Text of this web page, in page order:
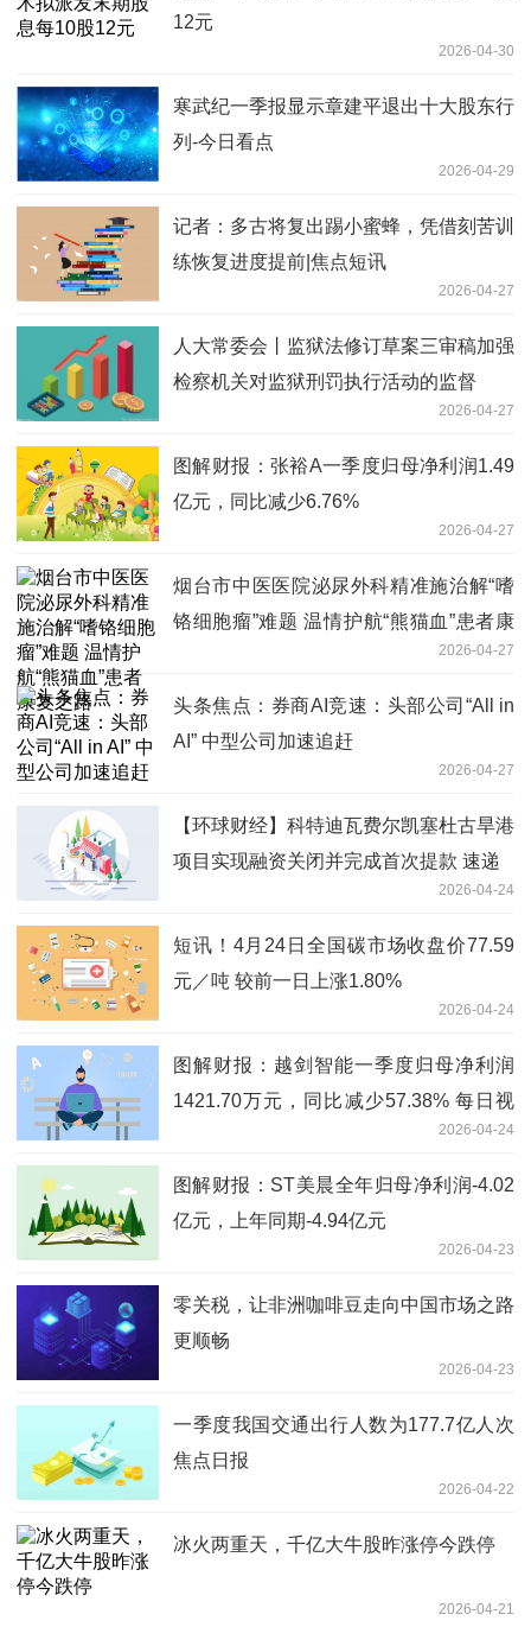
12元
2026-04-30
寒武纪一季报显示章建平退出十大股东行
列-今日看点
2026-04-29
记者：多古将复出踢小蜜蜂，凭借刻苦训
练恢复进度提前|焦点短讯
2026-04-27
人大常委会丨监狱法修订草案三审稿加强
检察机关对监狱刑罚执行活动的监督
2026-04-27
图解财报：张裕A一季度归母净利润1.49
亿元，同比减少6.76%
2026-04-27
烟台市中医医院泌尿外科精准施治解“嗜
铬细胞瘤”难题 温情护航“熊猫血”患者康
2026-04-27
头条焦点：券商AI竞速：头部公司“All in
AI” 中型公司加速追赶
2026-04-27
【环球财经】科特迪瓦费尔凯塞杜古旱港
项目实现融资关闭并完成首次提款 速递
2026-04-24
短讯！4月24日全国碳市场收盘价77.59
元／吨 较前一日上涨1.80%
2026-04-24
图解财报：越剑智能一季度归母净利润
1421.70万元，同比减少57.38% 每日视
2026-04-24
图解财报：ST美晨全年归母净利润-4.02
亿元，上年同期-4.94亿元
2026-04-23
零关税，让非洲咖啡豆走向中国市场之路
更顺畅
2026-04-23
一季度我国交通出行人数为177.7亿人次
焦点日报
2026-04-22
冰火两重天，千亿大牛股昨涨停今跌停
2026-04-21